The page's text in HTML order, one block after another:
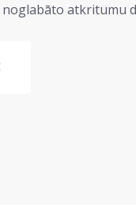
atkritumu